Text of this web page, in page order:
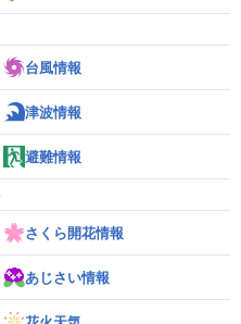
台風情報
津波情報
避難情報
さくら開花情報
あじさい情報